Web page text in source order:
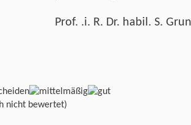
Prof. .i. R. Dr. habil. S.
nicht bewertet)